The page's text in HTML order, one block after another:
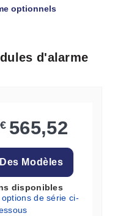
optionnels
d'alarme
€ 565,52
Modèles
disponibles
de série ci-